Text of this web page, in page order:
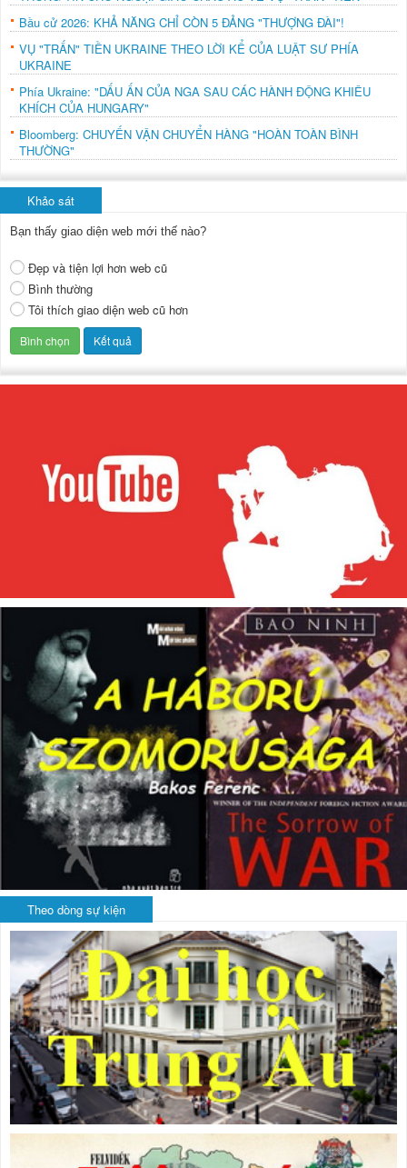
Bầu cử 2026: KHẢ NĂNG CHỈ CÒN 5 ĐẢNG "THƯỢNG ĐÀI"!
VỤ "TRẤN" TIỀN UKRAINE THEO LỜI KỂ CỦA LUẬT SƯ PHÍA
UKRAINE
Phía Ukraine: "DẤU ẤN CỦA NGA SAU CÁC HÀNH ĐỘNG KHIÊU
KHÍCH CỦA HUNGARY"
Bloomberg: CHUYẾN VẬN CHUYỂN HÀNG "HOÀN TOÀN BÌNH
THƯỜNG"
Khảo sát
Bạn thấy giao diện web mới thế nào?
Đẹp và tiện lợi hơn web cũ
Bình thường
Tôi thích giao diện web cũ hơn
Theo dòng sự kiện